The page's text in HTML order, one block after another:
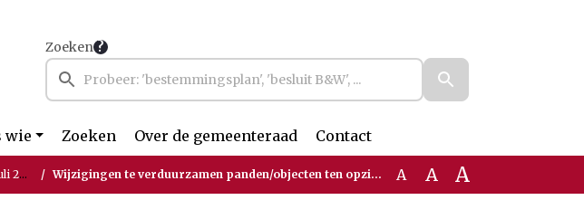
Zoeken
wie Zoeken Over de gemeenteraad Contact
Wijzigingen te verduurzamen panden/objecten ten opzichte van 2025 A A A